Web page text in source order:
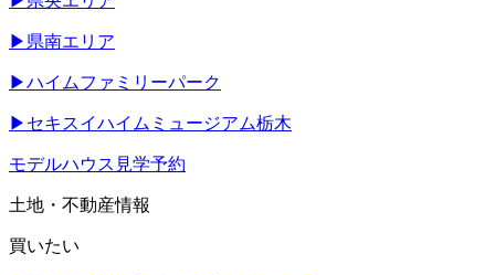
▶ 県南エリア
▶ハイムファミリーパーク
▶ セキスイハイムミュージアム栃木
モデルハウス見学予約
土地・不動産情報
買いたい